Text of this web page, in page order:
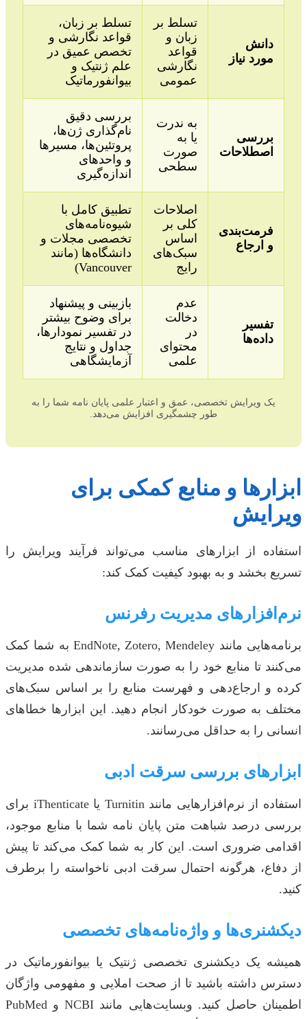
دانش
مورد نیاز
تسلط بر
زبان و
قواعد
نگارشی
عمومی
تسلط بر زبان،
قواعد نگارشی و
تخصص عمیق در
علم ژنتیک و
بیوانفورماتیک
بررسی
اصطلاحات
به ندرت
یا به
صورت
سطحی
بررسی دقیق
نام‌گذاری ژن‌ها،
پروتئین‌ها، مسیرها
و واحدهای
اندازه‌گیری
فرمت‌بندی
و ارجاع
اصلاحات
کلی بر
اساس
سبک‌های
رایج
تطبیق کامل با
شیوه‌نامه‌های
تخصصی مجلات و
دانشگاه‌ها (مانند
Vancouver)
تفسیر
داده‌ها
عدم
دخالت
در
محتوای
علمی
بازبینی و پیشنهاد
برای وضوح بیشتر
در تفسیر نمودارها،
جداول و نتایج
آزمایشگاهی
یک ویرایش تخصصی، عمق و اعتبار علمی پایان نامه شما را به
طور چشمگیری افزایش می‌دهد.
ابزارها و منابع کمکی برای
ویرایش
استفاده از ابزارهای مناسب می‌تواند فرآیند ویرایش را
تسریع بخشد و به بهبود کیفیت کمک کند:
نرم‌افزارهای مدیریت رفرنس
برنامه‌هایی مانند EndNote, Zotero, Mendeley به شما کمک
می‌کنند تا منابع خود را به صورت سازماندهی شده مدیریت
کرده و ارجاع‌دهی و فهرست منابع را بر اساس سبک‌های
مختلف به صورت خودکار انجام دهید. این ابزارها خطاهای
انسانی را به حداقل می‌رسانند.
ابزارهای بررسی سرقت ادبی
استفاده از نرم‌افزارهایی مانند Turnitin یا iThenticate برای
بررسی درصد شباهت متن پایان نامه شما با منابع موجود،
اقدامی ضروری است. این کار به شما کمک می‌کند تا پیش
از دفاع، هرگونه احتمال سرقت ادبی ناخواسته را برطرف
کنید.
دیکشنری‌ها و واژه‌نامه‌های تخصصی
همیشه یک دیکشنری تخصصی ژنتیک یا بیوانفورماتیک در
دسترس داشته باشید تا از صحت املایی و مفهومی واژگان
اطمینان حاصل کنید. وبسایت‌هایی مانند NCBI و PubMed